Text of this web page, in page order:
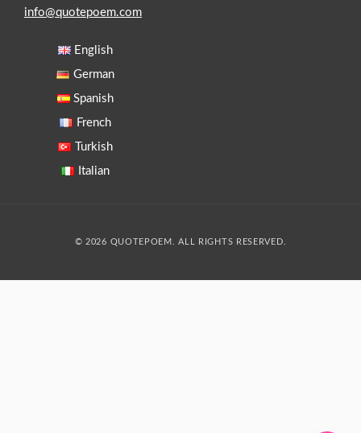
info@quotepoem.com
English
German
Spanish
French
Turkish
Italian
© 2026 QUOTEPOEM. ALL RIGHTS RESERVED.